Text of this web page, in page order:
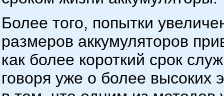
Более того, попытки
размеров аккумуляторов
как более короткий срок
говоря уже о более высоких